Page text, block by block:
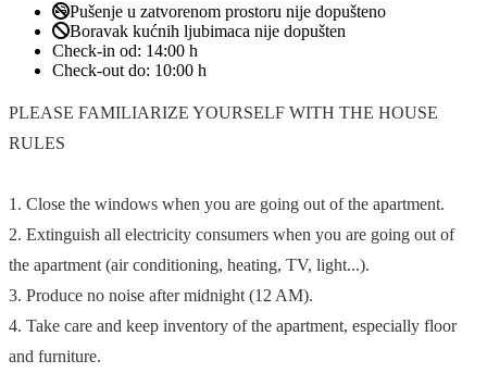
Pušenje u zatvorenom prostoru nije dopušteno
Boravak kućnih ljubimaca nije dopušten
Check-in od: 14:00 h
Check-out do: 10:00 h
PLEASE FAMILIARIZE YOURSELF WITH THE HOUSE
RULES
1. Close the windows when you are going out of the apartment.
2. Extinguish all electricity consumers when you are going out of
the apartment (air conditioning, heating, TV, light...).
3. Produce no noise after midnight (12 AM).
4. Take care and keep inventory of the apartment, especially floor
and furniture.